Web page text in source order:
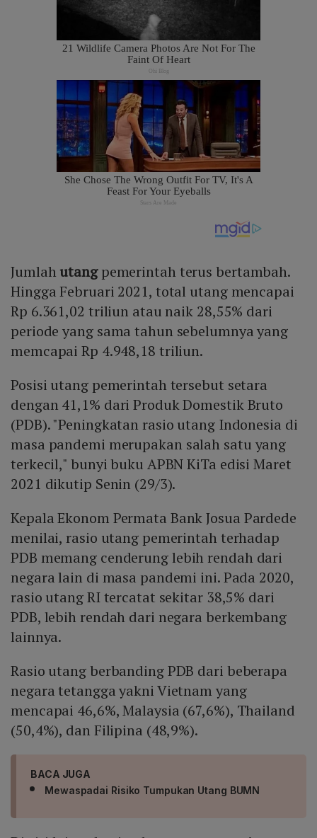
Jumlahutangpemerintah terus bertambah.
Hingga Februari 2021, total utang mencapai
Rp 6.361,02 triliun atau naik 28,55% dari
periode yang sama tahun sebelumnya yang
memcapai Rp 4.948,18 triliun.
Posisi utang pemerintah tersebut setara
dengan 41,1% dari Produk Domestik Bruto
(PDB). "Peningkatan rasio utang Indonesia di
masa pandemi merupakan salah satu yang
terkecil," bunyi buku APBN KiTa edisi Maret
2021 dikutip Senin (29/3).
Kepala Ekonom Permata Bank Josua Pardede
menilai, rasio utang pemerintah terhadap
PDB memang cenderung lebih rendah dari
negara lain di masa pandemi ini. Pada 2020,
rasio utang RI tercatat sekitar 38,5% dari
PDB, lebih rendah dari negara berkembang
lainnya.
Rasio utang berbanding PDB dari beberapa
negara tetangga yakni Vietnam yang
mencapai 46,6%, Malaysia (67,6%), Thailand
(50,4%), dan Filipina (48,9%).
BACA JUGA
Mewaspadai Risiko Tumpukan Utang BUMN